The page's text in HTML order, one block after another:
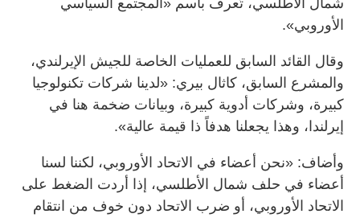
الأوروبي».
وقال القائد السابق للعمليات الخاصة للجيش الإيرلندي،
والمشرع السابق، كاثال بيري: «لدينا شركات تكنولوجيا
كبيرة، وشركات أدوية كبيرة، وبيانات ضخمة هنا في
إيرلندا، وهذا يجعلنا هدفاً ذا قيمة عالية».
وأضاف: «نحن أعضاء في الاتحاد الأوروبي، لكننا لسنا
أعضاء في حلف شمال الأطلسي، إذا أردت الضغط على
الاتحاد الأوروبي، أو ضرب الاتحاد دون خوف من انتقام